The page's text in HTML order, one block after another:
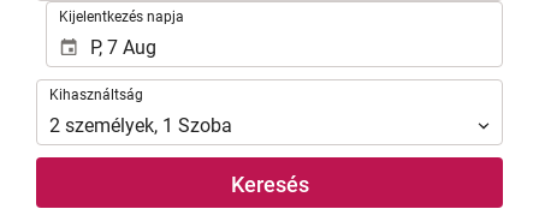
Kijelentkezés napja
Kihasználtság
Kihasználtság
2 személyek, 1 Szoba
Keresés